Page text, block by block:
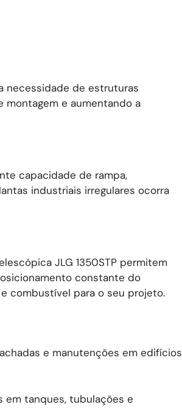
necessidade de estruturas
e aumentando a
capacidade de rampa,
industriais irregulares ocorra
JLG 1350STP permitem
constante do
combustível para o seu projeto.
e manutenções em edifícios
em tanques, tubulações e